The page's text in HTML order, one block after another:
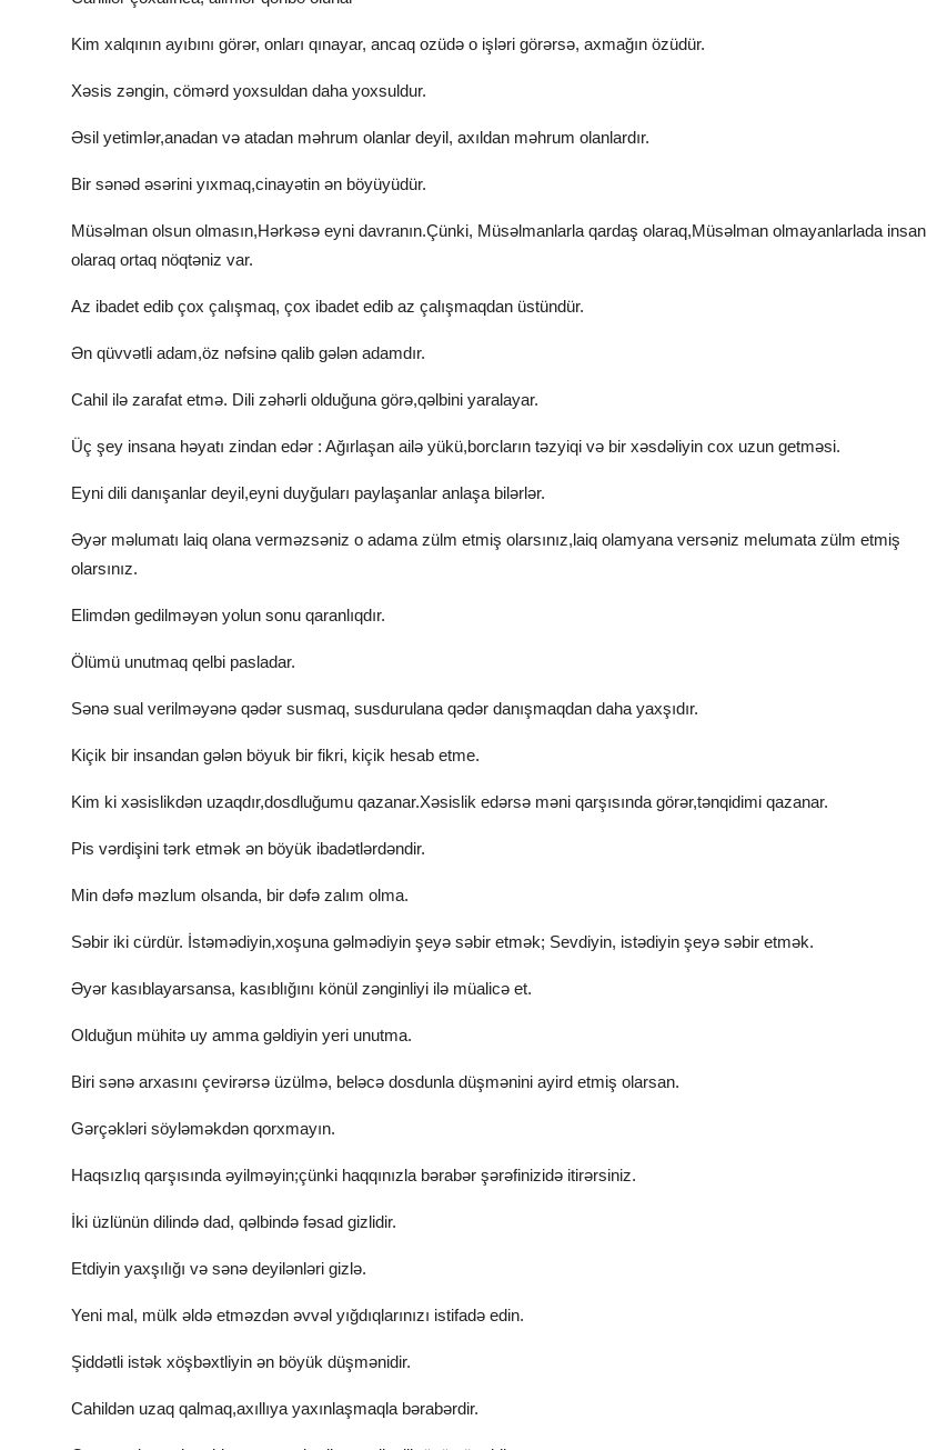
Kim xalqının ayıbını görər, onları qınayar, ancaq ozüdə o işləri görərsə, axmağın özüdür.
Xəsis zəngin, cömərd yoxsuldan daha yoxsuldur.
Əsil yetimlər,anadan və atadan məhrum olanlar deyil, axıldan məhrum olanlardır.
Bir sənəd əsərini yıxmaq,cinayətin ən böyüyüdür.
Müsəlman olsun olmasın,Hərkəsə eyni davranın.Çünki, Müsəlmanlarla qardaş olaraq,Müsəlman olmayanlarlada insan
olaraq ortaq nöqtəniz var.
Az ibadet edib çox çalışmaq, çox ibadet edib az çalışmaqdan üstündür.
Ən qüvvətli adam,öz nəfsinə qalib gələn adamdır.
Cahil ilə zarafat etmə. Dili zəhərli olduğuna görə,qəlbini yaralayar.
Üç şey insana həyatı zindan edər : Ağırlaşan ailə yükü,borcların təzyiqi və bir xəsdəliyin cox uzun getməsi.
Eyni dili danışanlar deyil,eyni duyğuları paylaşanlar anlaşa bilərlər.
Əyər məlumatı laiq olana verməzsəniz o adama zülm etmiş olarsınız,laiq olamyana versəniz melumata zülm etmiş
olarsınız.
Elimdən gedilməyən yolun sonu qaranlıqdır.
Ölümü unutmaq qelbi pasladar.
Sənə sual verilməyənə qədər susmaq, susdurulana qədər danışmaqdan daha yaxşıdır.
Kiçik bir insandan gələn böyuk bir fikri, kiçik hesab etme.
Kim ki xəsislikdən uzaqdır,dosdluğumu qazanar.Xəsislik edərsə məni qarşısında görər,tənqidimi qazanar.
Pis vərdişini tərk etmək ən böyük ibadətlərdəndir.
Min dəfə məzlum olsanda, bir dəfə zalım olma.
Səbir iki cürdür. İstəmədiyin,xoşuna gəlmədiyin şeyə səbir etmək; Sevdiyin, istədiyin şeyə səbir etmək.
Əyər kasıblayarsansa, kasıblığını könül zənginliyi ilə müalicə et.
Olduğun mühitə uy amma gəldiyin yeri unutma.
Biri sənə arxasını çevirərsə üzülmə, beləcə dosdunla düşmənini ayird etmiş olarsan.
Gərçəkləri söyləməkdən qorxmayın.
Haqsızlıq qarşısında əyilməyin;çünki haqqınızla bərabər şərəfinizidə itirərsiniz.
İki üzlünün dilində dad, qəlbində fəsad gizlidir.
Etdiyin yaxşılığı və sənə deyilənləri gizlə.
Yeni mal, mülk əldə etməzdən əvvəl yığdıqlarınızı istifadə edin.
Şiddətli istək xöşbəxtliyin ən böyük düşmənidir.
Cahildən uzaq qalmaq,axıllıya yaxınlaşmaqla bərabərdir.